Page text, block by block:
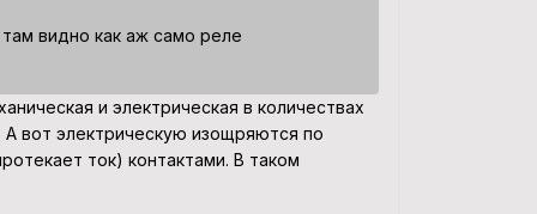
видно как аж само реле
и электрическая в количествах
А вот электрическую изощряются по
ток) контактами. В таком